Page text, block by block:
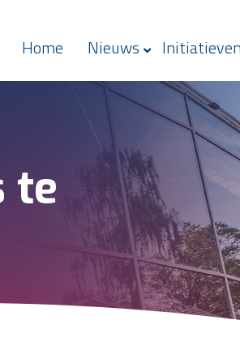
Home Nieuws Initiatieven
te